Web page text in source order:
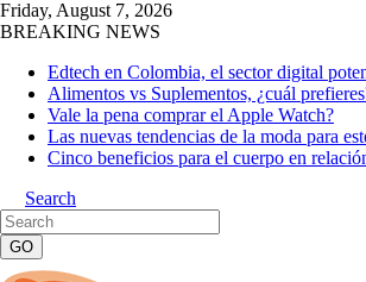
Friday, August 7, 2026
BREAKING NEWS
Edtech en Colombia, el sector digital
Alimentos vs Suplementos, ¿cuál
Vale la pena comprar el Apple Watch?
Las nuevas tendencias de la moda para
Cinco beneficios para el cuerpo en
Search